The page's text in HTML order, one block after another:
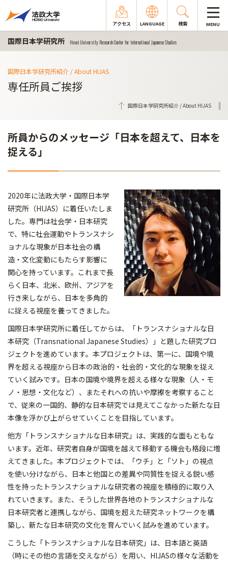
アクセス LANGUAGE 検索 MENU
国際日本学研究所 Hosei University Research Center for International Japanese Studies
国際日本学研究所紹介 / About HIJAS
専任所員ご挨拶
国際日本学研究所紹介 / About HIJAS
所員からのメッセージ「日本を超えて、日本を
捉える」
2020年に法政大学・国際日本学
研究所（HIJAS）に着任いたしま
した。専門は社会学・日本研究
で、特に社会運動やトランスナシ
ョナルな現象が日本社会の構
造・文化変動にもたらす影響に
関心を持っています。これまで長
らく日本、北米、欧州、アジアを
行き来しながら、日本を多角的
に捉える視座を養ってきました。
国際日本学研究所に着任してからは、「トランスナショナルな日
本研究（Transnational Japanese Studies）」と題した研究プロ
ジェクトを進めています。本プロジェクトは、第一に、国境や境
界を超える視座から日本の政治的・社会的・文化的な現象を捉え
ていく試みです。日本の国境や境界を超える様々な現象（人・モ
ノ・思想・文化など）、またそれへの抗いや摩擦を考察すること
で、従来の一国的、静的な日本研究では見えてこなかった新たな日
本像を浮かび上がらせていくことを目指しています。
他方「トランスナショナルな日本研究」は、実践的な面もともな
います。近年、研究者自身が国境を越えて移動する機会も格段に増
えてきました。本プロジェクトでは、「ウチ」と「ソト」の視点
を使い分けながら、日本と他国との差異や同質性を捉える鋭い感
性を持ったトランスナショナルな研究者の視座を積極的に取り入
れていきます。また、そうした世界各地のトランスナショナルな
日本研究者と連携しながら、国境を超えた研究ネットワークを構
築し、新たな日本研究の文化を育んでいく試みを進めています。
こうした「トランスナショナルな日本研究」は、日本語と英語
（時にその他の言語を交えながら）を用い、HIJASの様々な活動を